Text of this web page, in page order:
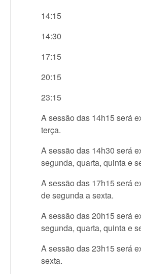
14:15
14:30
17:15
20:15
23:15
A sessão das 14h15 será
terça.
A sessão das 14h30 será
segunda, quarta, quinta e
A sessão das 17h15 será
de segunda a sexta.
A sessão das 20h15 será
segunda, quarta, quinta e
A sessão das 23h15 será
sexta.